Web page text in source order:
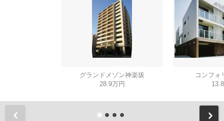
グランドメゾン神楽坂
28.9万円
コンフォ